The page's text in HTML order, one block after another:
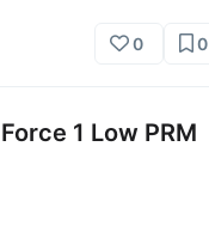
0 0
1 Low PRM